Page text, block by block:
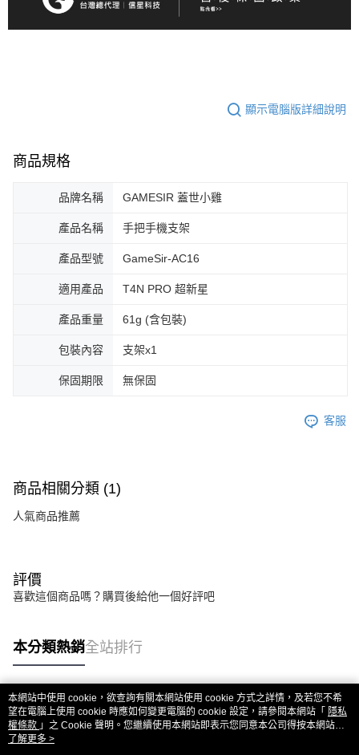
顯示電腦版詳細說明
商品規格
品牌名稱 GAMESIR 蓋世小雞
產品名稱 手把手機支架
產品型號 GameSir-AC16
適用產品 T4N PRO 超新星
產品重量 61g (含包裝)
包裝內容 支架x1
保固期限 無保固
客服
商品相關分類 (1)
人氣商品推薦
評價
喜歡這個商品嗎？購買後給他一個好評吧
本分類熱銷全站排行
熱門標籤
本網站中使用 cookie，欲查詢有關本網站使用 cookie 方式之詳情，及若您不希
望在電腦上使用 cookie 時應如何變更電腦的 cookie 設定，請參閱本網站「 隱私
權條款 」之 Cookie 聲明。您繼續使用本網站即表示您同意本公司得按本網站使
用條款之 Cookie 聲明使用 cookie。
了解更多 >